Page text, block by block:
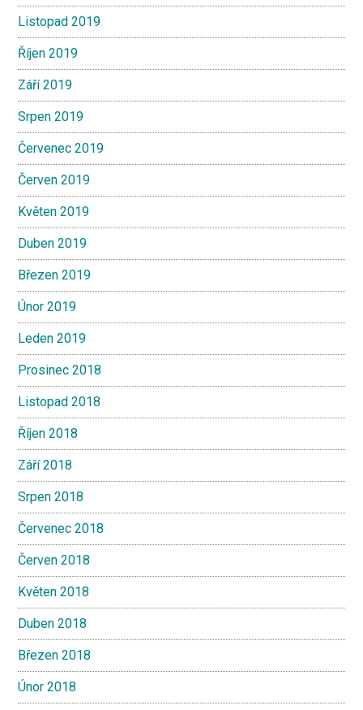
Listopad 2019
Říjen 2019
Září 2019
Srpen 2019
Červenec 2019
Červen 2019
Květen 2019
Duben 2019
Březen 2019
Únor 2019
Leden 2019
Prosinec 2018
Listopad 2018
Říjen 2018
Září 2018
Srpen 2018
Červenec 2018
Červen 2018
Květen 2018
Duben 2018
Březen 2018
Únor 2018